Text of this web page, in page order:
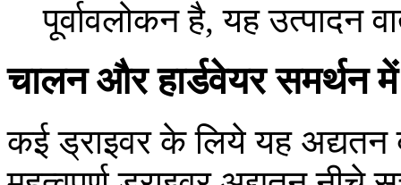
पूर्वावलोकन है, यह उत्पादन
चालन और हार्डवेयर समर्थन
कई ड्राइवर के लिये यह अद्यतन